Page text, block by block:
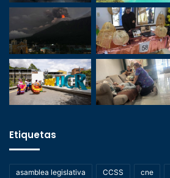
Etiquetas
asamblea legislativa CCSS cne